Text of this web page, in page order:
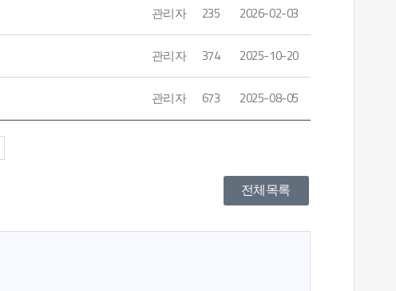
관리자 235 2026-02-03
관리자 374 2025-10-20
관리자 673 2025-08-05
전체목록